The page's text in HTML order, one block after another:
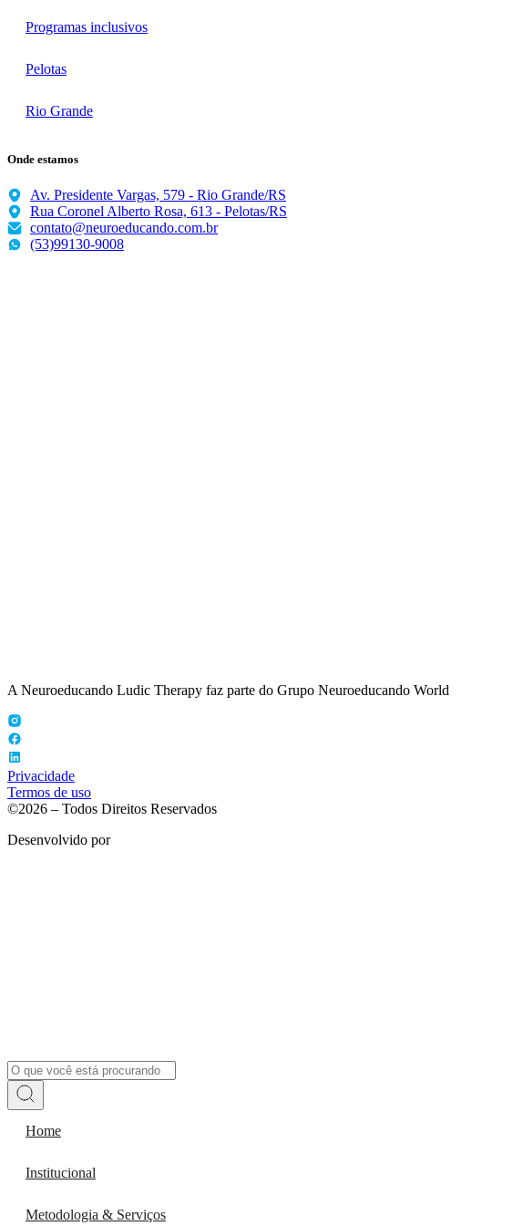
Programas inclusivos
Pelotas
Rio Grande
Onde estamos
Av. Presidente Vargas, 579 - Rio Grande/RS
Rua Coronel Alberto Rosa, 613 - Pelotas/RS
contato@neuroeducando.com.br
(53)99130-9008
A Neuroeducando Ludic Therapy faz parte do Grupo Neuroeducando World
Privacidade
Termos de uso
©2026 – Todos Direitos Reservados
Desenvolvido por
Home
Institucional
Metodologia & Serviços